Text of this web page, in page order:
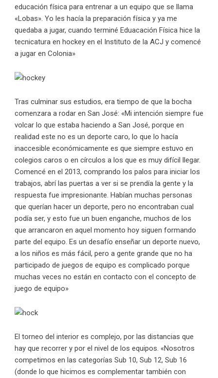
educación física para entrenar a un equipo que se llama
«Lobas». Yo les hacía la preparación física y ya me
quedaba a jugar, cuando terminé Eduacación Física hice la
tecnicatura en hockey en el Instituto de la ACJ y comencé
a jugar en Colonia»
Tras culminar sus estudios, era tiempo de que la bocha
comenzara a rodar en San José: «Mi intención siempre fue
volcar lo que estaba haciendo a San José, porque en
realidad este no es un deporte caro, lo que lo hacía
inaccesible económicamente es que siempre estuvo en
colegios caros o en círculos a los que es muy difícil llegar.
Comencé en el 2013, comprando los palos para iniciar los
trabajos, abrí las puertas a ver si se prendía la gente y la
respuesta fue impresionante. Habían muchas personas
que querían hacer un deporte, pero no encontraban cual
podía ser, y esto fue un buen enganche, muchos de los
que arrancaron en aquel momento hoy siguen formando
parte del equipo. Es un desafío enseñar un deporte nuevo,
a los niños es más fácil, pero a gente grande que no ha
participado de juegos de equipo es complicado porque
muchas veces no están en contacto con el concepto de
juego de equipo»
El torneo del interior es complejo, por las distancias que
hay que recorrer y por el nivel de los equipos. «Nosotros
competimos en las categorías Sub 10, Sub 12, Sub 16
(donde lo que hicimos es complementar también con